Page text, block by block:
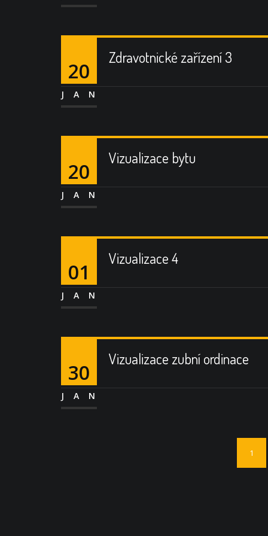
20
JAN
Zdravotnické zařízení 3
20
JAN
Vizualizace bytu
01
JAN
Vizualizace 4
30
JAN
Vizualizace zubní ordinace
1